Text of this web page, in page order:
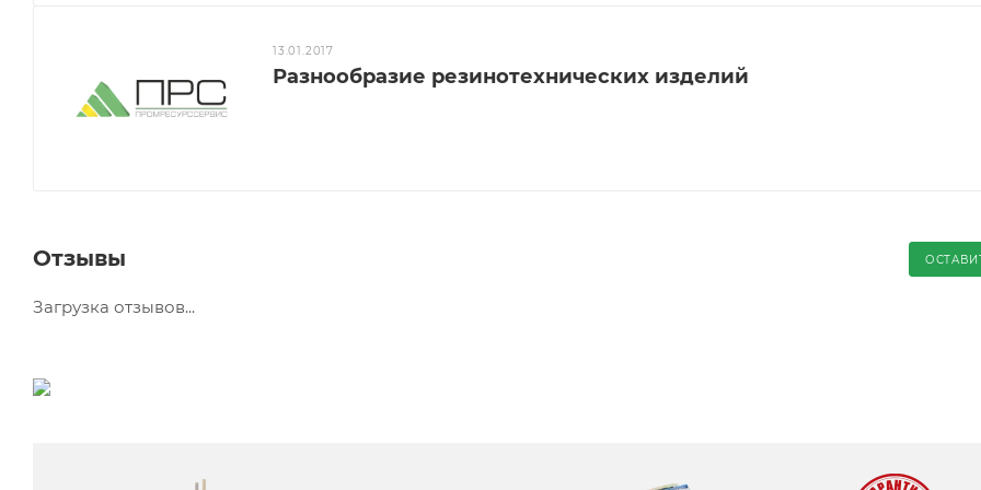
13.01.2017
Разнообразие резинотехнических изделий
Отзывы
Загрузка отзывов...